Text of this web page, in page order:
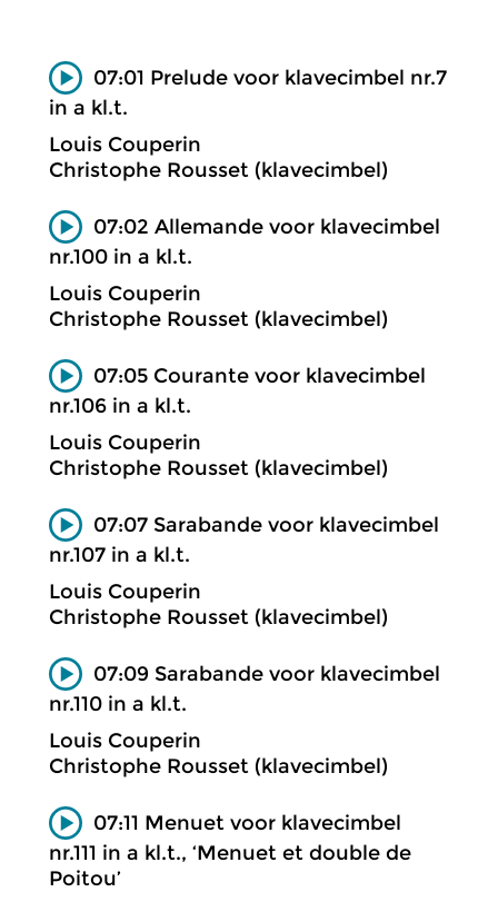
07:01 Prelude voor klavecimbel nr.7
in a kl.t.
Louis Couperin
Christophe Rousset (klavecimbel)
07:02 Allemande voor klavecimbel
nr.100 in a kl.t.
Louis Couperin
Christophe Rousset (klavecimbel)
07:05 Courante voor klavecimbel
nr.106 in a kl.t.
Louis Couperin
Christophe Rousset (klavecimbel)
07:07 Sarabande voor klavecimbel
nr.107 in a kl.t.
Louis Couperin
Christophe Rousset (klavecimbel)
07:09 Sarabande voor klavecimbel
nr.110 in a kl.t.
Louis Couperin
Christophe Rousset (klavecimbel)
07:11 Menuet voor klavecimbel
nr.111 in a kl.t., ‘Menuet et double de
Poitou’